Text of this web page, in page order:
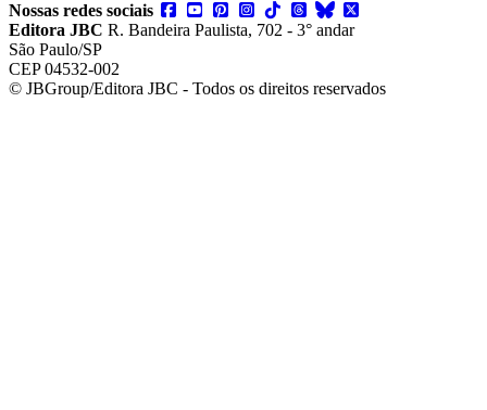
Nossas redes sociais
Editora JBC R. Bandeira Paulista, 702 - 3° andar
São Paulo/SP
CEP 04532-002
© JBGroup/Editora JBC - Todos os direitos reservados